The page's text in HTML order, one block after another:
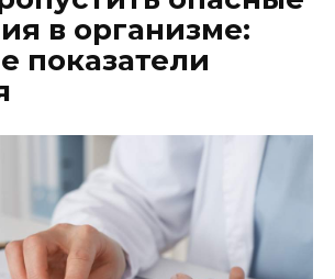
в организме:
показатели